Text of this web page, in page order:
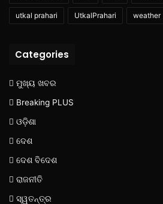
utkal prahari UtkalPrahari weather
Categories
ମୁଖ୍ୟ ଖବର
Breaking PLUS
ଓଡ଼ିଶା
ଦେଶ
ଦେଶ ବିଦେଶ
ରାଜନୀତି
ସ୍ୱତନ୍ତ୍ର